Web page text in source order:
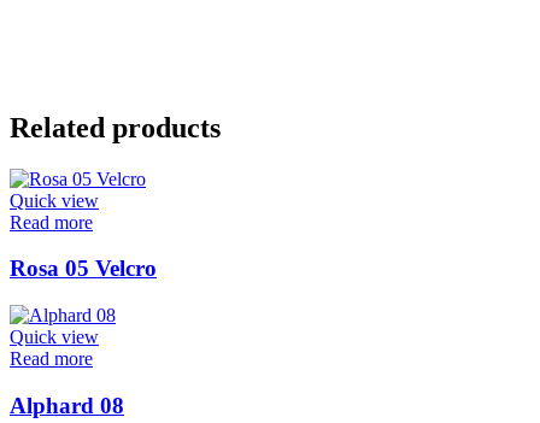
Related products
Quick view
Read more
Rosa 05 Velcro
Quick view
Read more
Alphard 08